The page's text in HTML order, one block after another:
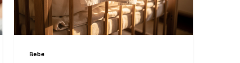
Bebe